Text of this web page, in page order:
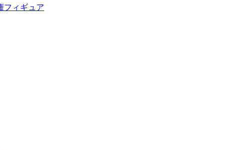
フィギュア